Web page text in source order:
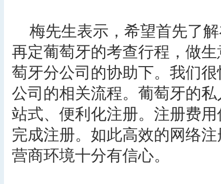
梅先生表示，希望首先了
再定葡萄牙的考查行程，做
萄牙分公司的协助下。我们
公司的相关流程。葡萄牙的
站式、便利化注册。注册费
完成注册。如此高效的网络
营商环境十分有信心。